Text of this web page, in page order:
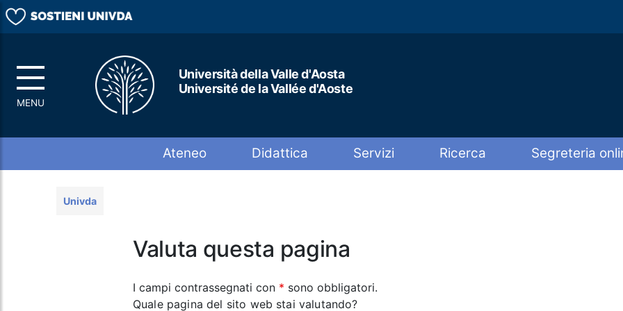
Università della Valle d'Aosta
Université de la Vallée d'Aoste
Ateneo Didattica Servizi Ricerca Segreteria
Univda
Valuta questa pagina
I campi contrassegnati con * sono obbligatori.
Quale pagina del sito web stai valutando?